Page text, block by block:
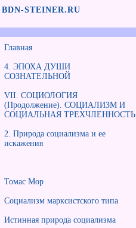
BDN-STEINER.RU
Главная
4. ЭПОХА ДУШИ
СОЗНАТЕЛЬНОЙ
VII. СОЦИОЛОГИЯ
(Продолжение). СОЦИАЛИЗМ И
СОЦИАЛЬНАЯ ТРЕХЧЛЕННОСТЬ
2. Природа социализма и еe
искажения
Томас Мор
Социализм марксистского типа
Истинная природа социализма